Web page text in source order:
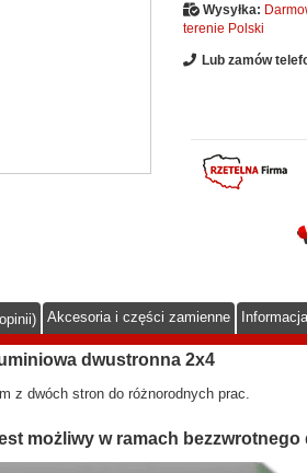
Wysyłka:
terenie Polski
Lub zamów
Akcesoria i części zamienne Informacja
dwustronna 2x4
z dwóch stron do różnorodnych prac.
możliwy w ramach bezzwrotnego